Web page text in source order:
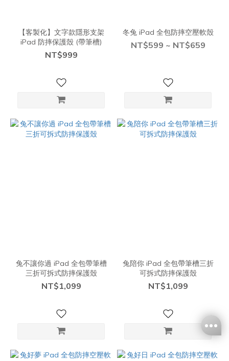
【客製化】文字款隱形支架
iPad 防摔保護殼 (帶筆槽)
NT$999
冬兔 iPad 全包防摔空壓軟殼
NT$599 ~ NT$659
兔不讓你過 iPad 全包帶筆槽
三折可拆式防摔保護殼
NT$1,099
兔陪你 iPad 全包帶筆槽三折
可拆式防摔保護殼
NT$1,099